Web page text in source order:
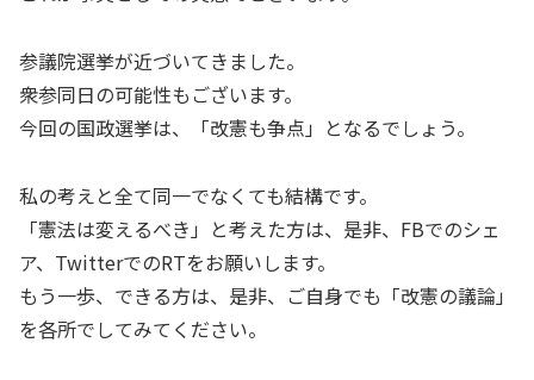
参議院選挙が近づいてきました。
衆参同日の可能性もございます。
今回の国政選挙は、「改憲も争点」となるでしょう。
私の考えと全て同一でなくても結構です。
「憲法は変えるべき」と考えた方は、是非、FBでのシェ
ア、TwitterでのRTをお願いします。
もう一歩、できる方は、是非、ご自身でも「改憲の議論」
を各所でしてみてください。